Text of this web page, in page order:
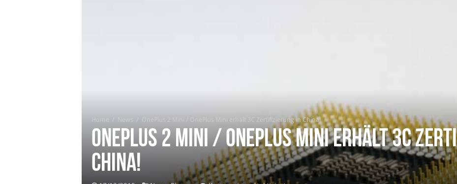
Home / News / OnePlus 2 Mini / OnePlus Mini erhält 3C Zertifizierung in China!
OnePlus 2 Mini / OnePlus Mini erhält 3C
China!